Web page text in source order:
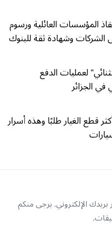
المؤسسات العائلية ورسوم
وشهادة ثقة للبنوك
لعمليات الدفع
في الجزائر
قطع الغيار طلبًا وهذه أسرار
الإلكتروني. يرجى منكم